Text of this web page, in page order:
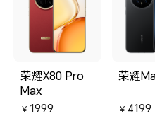
荣耀X80 Pro
Max
￥ 1999
荣耀
￥ 4199